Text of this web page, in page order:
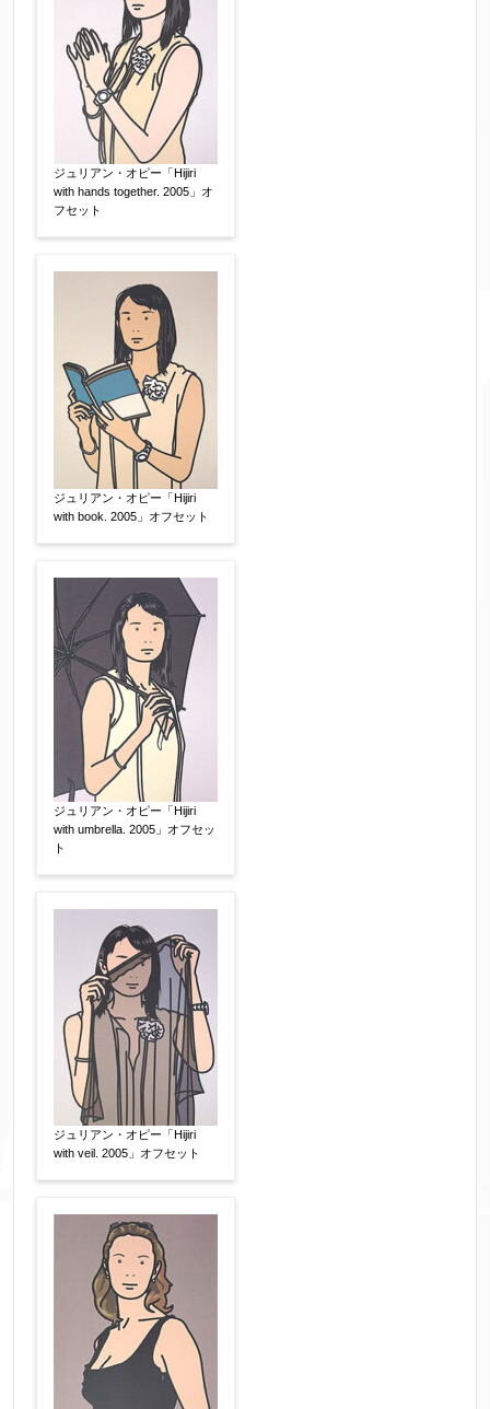
ジュリアン・オピー「Hijiri
with hands together. 2005」オ
フセット
ジュリアン・オピー「Hijiri
with book. 2005」オフセット
ジュリアン・オピー「Hijiri
with umbrella. 2005」オフセッ
ト
ジュリアン・オピー「Hijiri
with veil. 2005」オフセット